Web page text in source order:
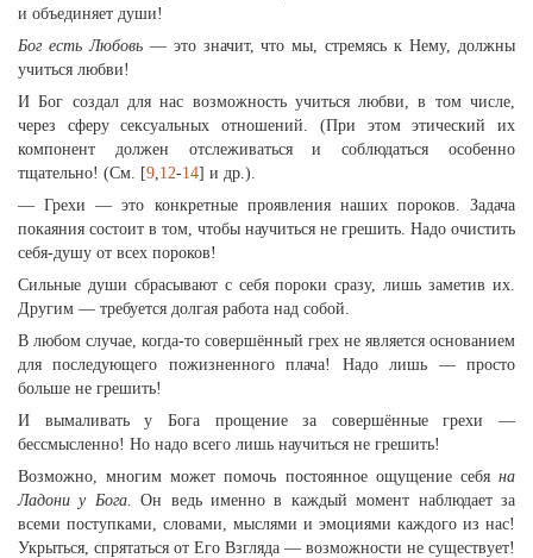
и объединяет души!
Бог есть Любовь— это значит, что мы, стремясь к Нему, должны
учиться любви!
И Бог создал для нас возможность учиться любви, в том числе,
через сферу сексуальных отношений. (При этом этический их
компонент должен отслеживаться и соблюдаться особенно
тщательно! (См. [9,12-14] и др.).
— Грехи — это конкретные проявления наших пороков. Задача
покаяния состоит в том, чтобы научиться не грешить. Надо очистить
себя-душу от всех пороков!
Сильные души сбрасывают с себя пороки сразу, лишь заметив их.
Другим — требуется долгая работа над собой.
В любом случае, когда-то совершённый грех не является основанием
для последующего пожизненного плача! Надо лишь — просто
больше не грешить!
И вымаливать у Бога прощение за совершённые грехи —
бессмысленно! Но надо всего лишь научиться не грешить!
Возможно, многим может помочь постоянное ощущение себя на
Ладони у Бога. Он ведь именно в каждый момент наблюдает за
всеми поступками, словами, мыслями и эмоциями каждого из нас!
Укрыться, спрятаться от Его Взгляда — возможности не существует!